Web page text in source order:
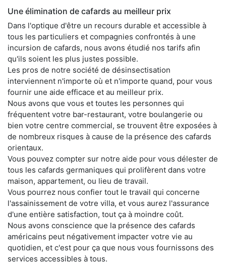
Une élimination de cafards au meilleur prix
Dans l'optique d'être un recours durable et accessible à
tous les particuliers et compagnies confrontés à une
incursion de cafards, nous avons étudié nos tarifs afin
qu'ils soient les plus justes possible.
Les pros de notre société de désinsectisation
interviennent n'importe où et n'importe quand, pour vous
fournir une aide efficace et au meilleur prix.
Nous avons que vous et toutes les personnes qui
fréquentent votre bar-restaurant, votre boulangerie ou
bien votre centre commercial, se trouvent être exposées à
de nombreux risques à cause de la présence des cafards
orientaux.
Vous pouvez compter sur notre aide pour vous délester de
tous les cafards germaniques qui prolifèrent dans votre
maison, appartement, ou lieu de travail.
Vous pourrez nous confier tout le travail qui concerne
l'assainissement de votre villa, et vous aurez l'assurance
d'une entière satisfaction, tout ça à moindre coût.
Nous avons conscience que la présence des cafards
américains peut négativement impacter votre vie au
quotidien, et c'est pour ça que nous vous fournissons des
services accessibles à tous.